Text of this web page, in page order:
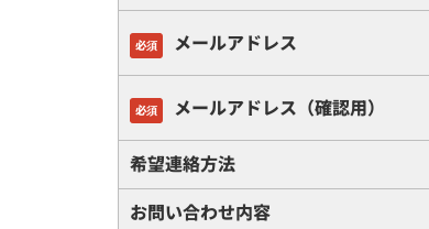
必須 メールアドレス
必須 メールアドレス（確認用）
希望連絡方法
お問い合わせ内容